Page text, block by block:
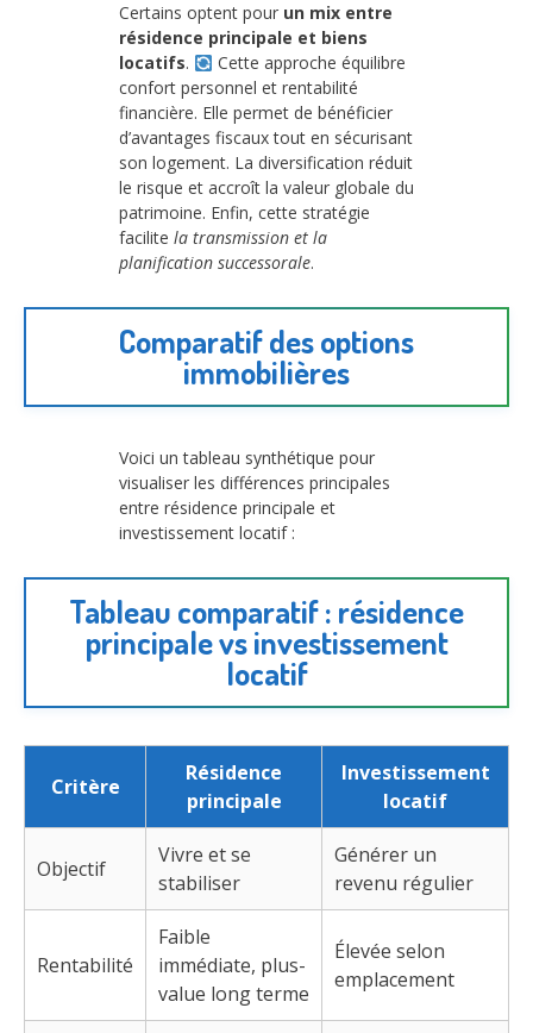
Certains optent pour un mix entre
résidence principale et biens
locatifs.
Cette approche équilibre
confort personnel et rentabilité
financière. Elle permet de bénéficier
d’avantages fiscaux tout en sécurisant
son logement. La diversification réduit
le risque et accroît la valeur globale du
patrimoine. Enfin, cette stratégie
facilite la transmission et la
planification successorale.
Comparatif des options
immobilières
Voici un tableau synthétique pour
visualiser les différences principales
entre résidence principale et
investissement locatif :
Tableau comparatif : résidence
principale vs investissement
locatif
Critère
Résidence
principale
Investissement
locatif
Objectif
Vivre et se
stabiliser
Générer un
revenu régulier
Rentabilité
Faible
immédiate, plus-
value long terme
Élevée selon
emplacement